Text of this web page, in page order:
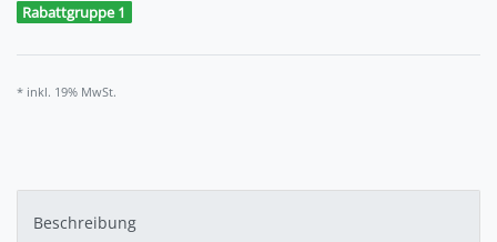
Rabattgruppe 1
* inkl. 19% MwSt.
Beschreibung